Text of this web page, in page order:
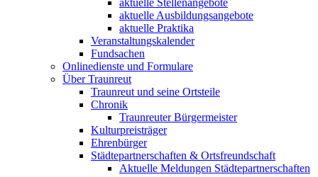
aktuelle Stellenangebote
aktuelle Ausbildungsangebote
aktuelle Praktika
Veranstaltungskalender
Fundsachen
Onlinedienste und Formulare
Über Traunreut
Traunreut und seine Ortsteile
Chronik
Traunreuter Bürgermeister
Kulturpreisträger
Ehrenbürger
Städtepartnerschaften & Ortsfreundschaft
Aktuelle Meldungen Städtepartnerschaften